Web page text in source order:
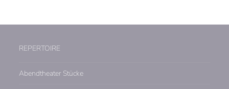
REPERTOIRE
Abendtheater Stücke